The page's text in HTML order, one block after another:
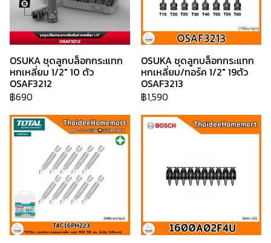
OSUKA ชุดลูกบล็อกกระแทก
หกเหลี่ยม 1/2" 10 ตัว
OSAF3212
฿690
OSUKA ชุดลูกบล็อกกระแทก
หกเหลี่ยม/ทอร์ค 1/2" 19ตัว
OSAF3213
฿1,590